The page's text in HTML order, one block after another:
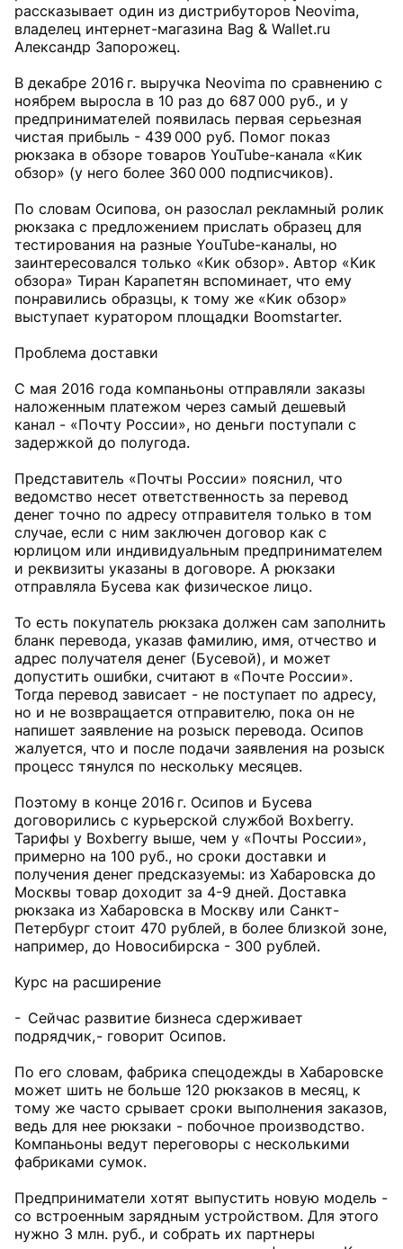
рассказывает один из дистрибуторов Neovima,
владелец интернет-магазина Bag & Wallet.ru
Александр Запорожец.
В декабре 2016 г. выручка Neovima по сравнению с
ноябрем выросла в 10 раз до 687 000 руб., и у
предпринимателей появилась первая серьезная
чистая прибыль - 439 000 руб. Помог показ
рюкзака в обзоре товаров YouTube-канала «Кик
обзор» (у него более 360 000 подписчиков).
По словам Осипова, он разослал рекламный ролик
рюкзака с предложением прислать образец для
тестирования на разные YouTube-каналы, но
заинтересовался только «Кик обзор». Автор «Кик
обзора» Тиран Карапетян вспоминает, что ему
понравились образцы, к тому же «Кик обзор»
выступает куратором площадки Boomstarter.
Проблема доставки
С мая 2016 года компаньоны отправляли заказы
наложенным платежом через самый дешевый
канал - «Почту России», но деньги поступали с
задержкой до полугода.
Представитель «Почты России» пояснил, что
ведомство несет ответственность за перевод
денег точно по адресу отправителя только в том
случае, если с ним заключен договор как с
юрлицом или индивидуальным предпринимателем
и реквизиты указаны в договоре. А рюкзаки
отправляла Бусева как физическое лицо.
То есть покупатель рюкзака должен сам заполнить
бланк перевода, указав фамилию, имя, отчество и
адрес получателя денег (Бусевой), и может
допустить ошибки, считают в «Почте России».
Тогда перевод зависает - не поступает по адресу,
но и не возвращается отправителю, пока он не
напишет заявление на розыск перевода. Осипов
жалуется, что и после подачи заявления на розыск
процесс тянулся по нескольку месяцев.
Поэтому в конце 2016 г. Осипов и Бусева
договорились с курьерской службой Boxberry.
Тарифы у Boxberry выше, чем у «Почты России»,
примерно на 100 руб., но сроки доставки и
получения денег предсказуемы: из Хабаровска до
Москвы товар доходит за 4-9 дней. Доставка
рюкзака из Хабаровска в Москву или Санкт-
Петербург стоит 470 рублей, в более близкой зоне,
например, до Новосибирска - 300 рублей.
Курс на расширение
- Сейчас развитие бизнеса сдерживает
подрядчик, - говорит Осипов.
По его словам, фабрика спецодежды в Хабаровске
может шить не больше 120 рюкзаков в месяц, к
тому же часто срывает сроки выполнения заказов,
ведь для нее рюкзаки - побочное производство.
Компаньоны ведут переговоры с несколькими
фабриками сумок.
Предприниматели хотят выпустить новую модель -
со встроенным зарядным устройством. Для этого
нужно 3 млн. руб., и собрать их партнеры